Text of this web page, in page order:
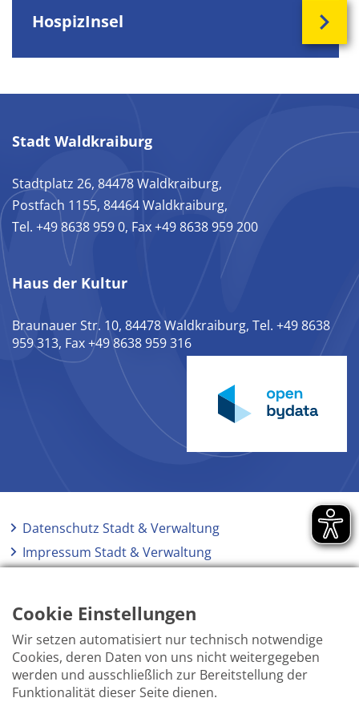
HospizInsel
Stadt Waldkraiburg
Stadtplatz 26, 84478 Waldkraiburg,
Postfach 1155, 84464 Waldkraiburg,
Tel. +49 8638 959 0, Fax +49 8638 959 200
Haus der Kultur
Braunauer Str. 10, 84478 Waldkraiburg, Tel. +49 8638
959 313, Fax +49 8638 959 316
Datenschutz Stadt & Verwaltung
Impressum Stadt & Verwaltung
Cookie Einstellungen
Wir setzen automatisiert nur technisch notwendige
Cookies, deren Daten von uns nicht weitergegeben
werden und ausschließlich zur Bereitstellung der
Funktionalität dieser Seite dienen.